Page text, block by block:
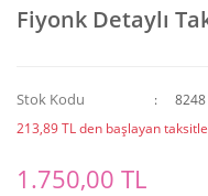
Fiyonk Detaylı
Stok Kodu
8248
213,89 TL den başlayan
1.750,00 TL